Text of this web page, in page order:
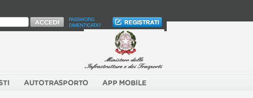
PASSWORD
DIMENTICATA?
AUTOTRASPORTO APP MOBILE